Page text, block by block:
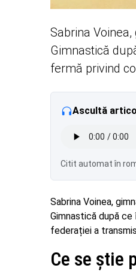
Sabrina
Gimnastică
fermă privind
Ascultă
Citit automat în
Sabrina Voinea,
Gimnastică după
federației a
Ce se știe